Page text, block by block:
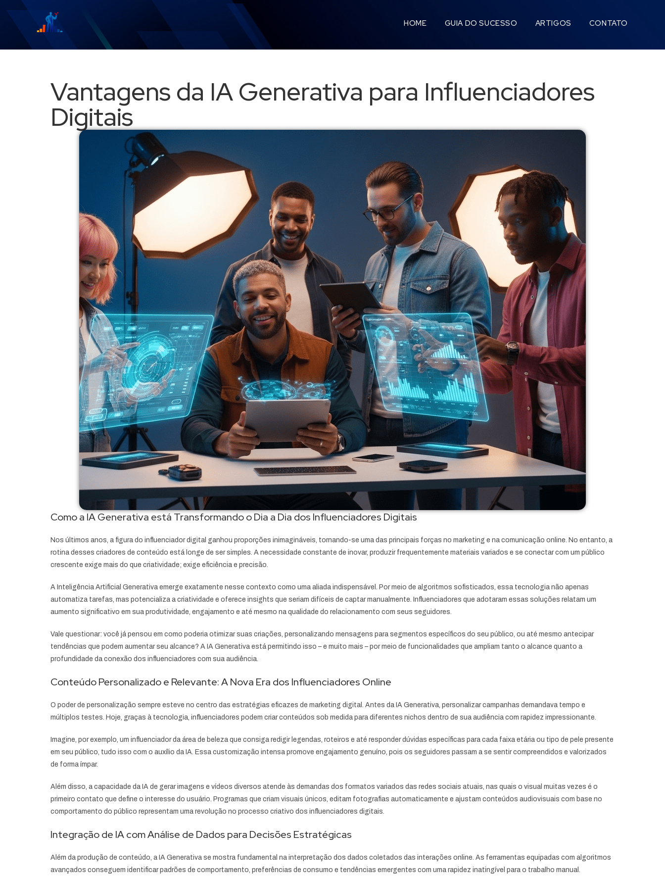
HOME GUIA DO SUCESSO ARTIGOS CONTATO
Vantagens da IA Generativa para Influenciadores
Digitais
Como a IA Generativa está Transformando o Dia a Dia dos Influenciadores Digitais
Nos últimos anos, a figura do influenciador digital ganhou proporções inimagináveis, tornando-se uma das principais forças no marketing e na comunicação online. No entanto, a
rotina desses criadores de conteúdo está longe de ser simples. A necessidade constante de inovar, produzir frequentemente materiais variados e se conectar com um público
crescente exige mais do que criatividade; exige eficiência e precisão.
A Inteligência Artificial Generativa emerge exatamente nesse contexto como uma aliada indispensável. Por meio de algoritmos sofisticados, essa tecnologia não apenas
automatiza tarefas, mas potencializa a criatividade e oferece insights que seriam difíceis de captar manualmente. Influenciadores que adotaram essas soluções relatam um
aumento significativo em sua produtividade, engajamento e até mesmo na qualidade do relacionamento com seus seguidores.
Vale questionar: você já pensou em como poderia otimizar suas criações, personalizando mensagens para segmentos específicos do seu público, ou até mesmo antecipar
tendências que podem aumentar seu alcance? A IA Generativa está permitindo isso – e muito mais – por meio de funcionalidades que ampliam tanto o alcance quanto a
profundidade da conexão dos influenciadores com sua audiência.
Conteúdo Personalizado e Relevante: A Nova Era dos Influenciadores Online
O poder de personalização sempre esteve no centro das estratégias eficazes de marketing digital. Antes da IA Generativa, personalizar campanhas demandava tempo e
múltiplos testes. Hoje, graças à tecnologia, influenciadores podem criar conteúdos sob medida para diferentes nichos dentro de sua audiência com rapidez impressionante.
Imagine, por exemplo, um influenciador da área de beleza que consiga redigir legendas, roteiros e até responder dúvidas específicas para cada faixa etária ou tipo de pele presente
em seu público, tudo isso com o auxílio da IA. Essa customização intensa promove engajamento genuíno, pois os seguidores passam a se sentir compreendidos e valorizados
de forma ímpar.
Além disso, a capacidade da IA de gerar imagens e vídeos diversos atende às demandas dos formatos variados das redes sociais atuais, nas quais o visual muitas vezes é o
primeiro contato que define o interesse do usuário. Programas que criam visuais únicos, editam fotografias automaticamente e ajustam conteúdos audiovisuais com base no
comportamento do público representam uma revolução no processo criativo dos influenciadores digitais.
Integração de IA com Análise de Dados para Decisões Estratégicas
Além da produção de conteúdo, a IA Generativa se mostra fundamental na interpretação dos dados coletados das interações online. As ferramentas equipadas com algoritmos
avançados conseguem identificar padrões de comportamento, preferências de consumo e tendências emergentes com uma rapidez inatingível para o trabalho manual.